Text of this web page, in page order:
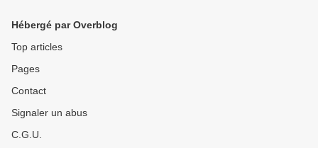
photos de Jean-Luc Le
Hébergé par Overblog
Top articles
Pages
Contact
Signaler un abus
C.G.U.